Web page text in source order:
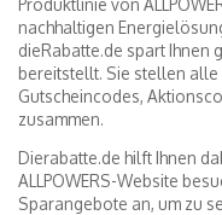
nachhaltigen
dieRabatte.de spart Ihnen
bereitstellt. Sie stellen
Gutscheincodes,
zusammen.
Dierabatte.de hilft Ihnen
ALLPOWERS-Website
Sparangebote an, um zu